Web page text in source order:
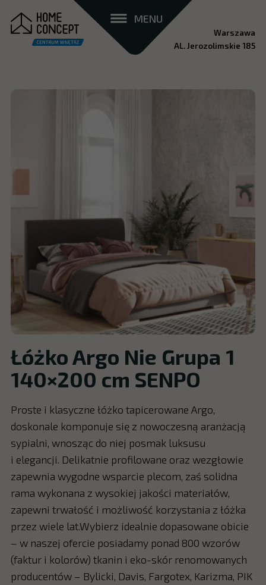
MENU
Warszawa
AL. Jerozolimskie 185
Łóżko Argo Nie Grupa 1
140×200 cm SENPO
Proste i klasyczne łóżko tapicerowane Argo,
doskonale komponuje się z nowoczesną aranżacją
sypialni, wnosząc do niej posmak luksusu
i elegancji. Delikatnie profilowane oraz wezgłowie
zapewnia wygodne wsparcie plecom, zaś solidna
rama wykonana z wysokiej jakości materiałów,
zapewni trwałość i możliwość korzystania z łóżka
przez wiele lat.Wybierz idealnie dopasowane obicie
– w naszej ofercie posiadamy ponad 800 wzorów
(faktur i kolorów) tkanin i eko-skór renomowanych
producentów – Bylicki, Davis, Fargotex, Karizma, PIK